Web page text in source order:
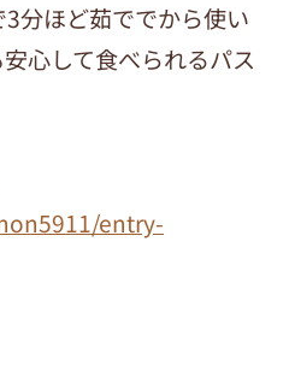
分ほど茹ででから使い
心して食べられるパス
entry-